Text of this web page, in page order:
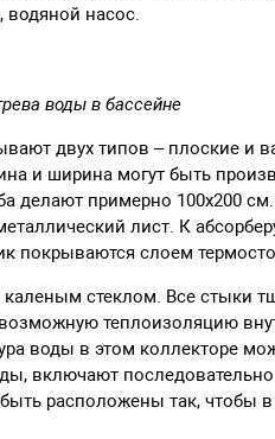
водяной насос.
воды в бассейне
двух типов – плоские и
и ширина могут быть
делают примерно 100х200
лист. К
покрываются слоем
каленым стеклом. Все стыки
теплоизоляцию
воды в этом коллекторе
включают
расположены так, чтобы